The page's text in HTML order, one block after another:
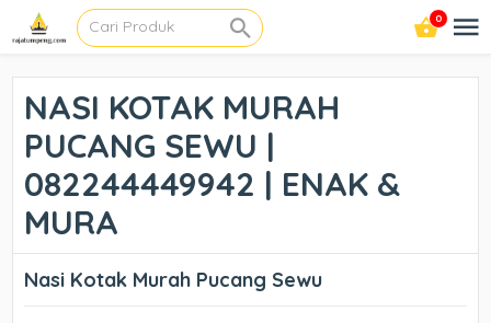
0
NASI KOTAK MURAH
PUCANG SEWU |
082244449942 | ENAK &
MURA
Nasi Kotak Murah Pucang Sewu